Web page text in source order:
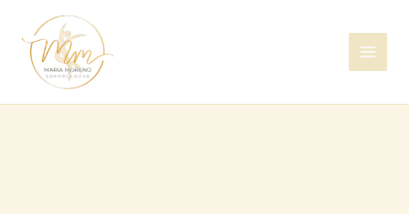
contenu